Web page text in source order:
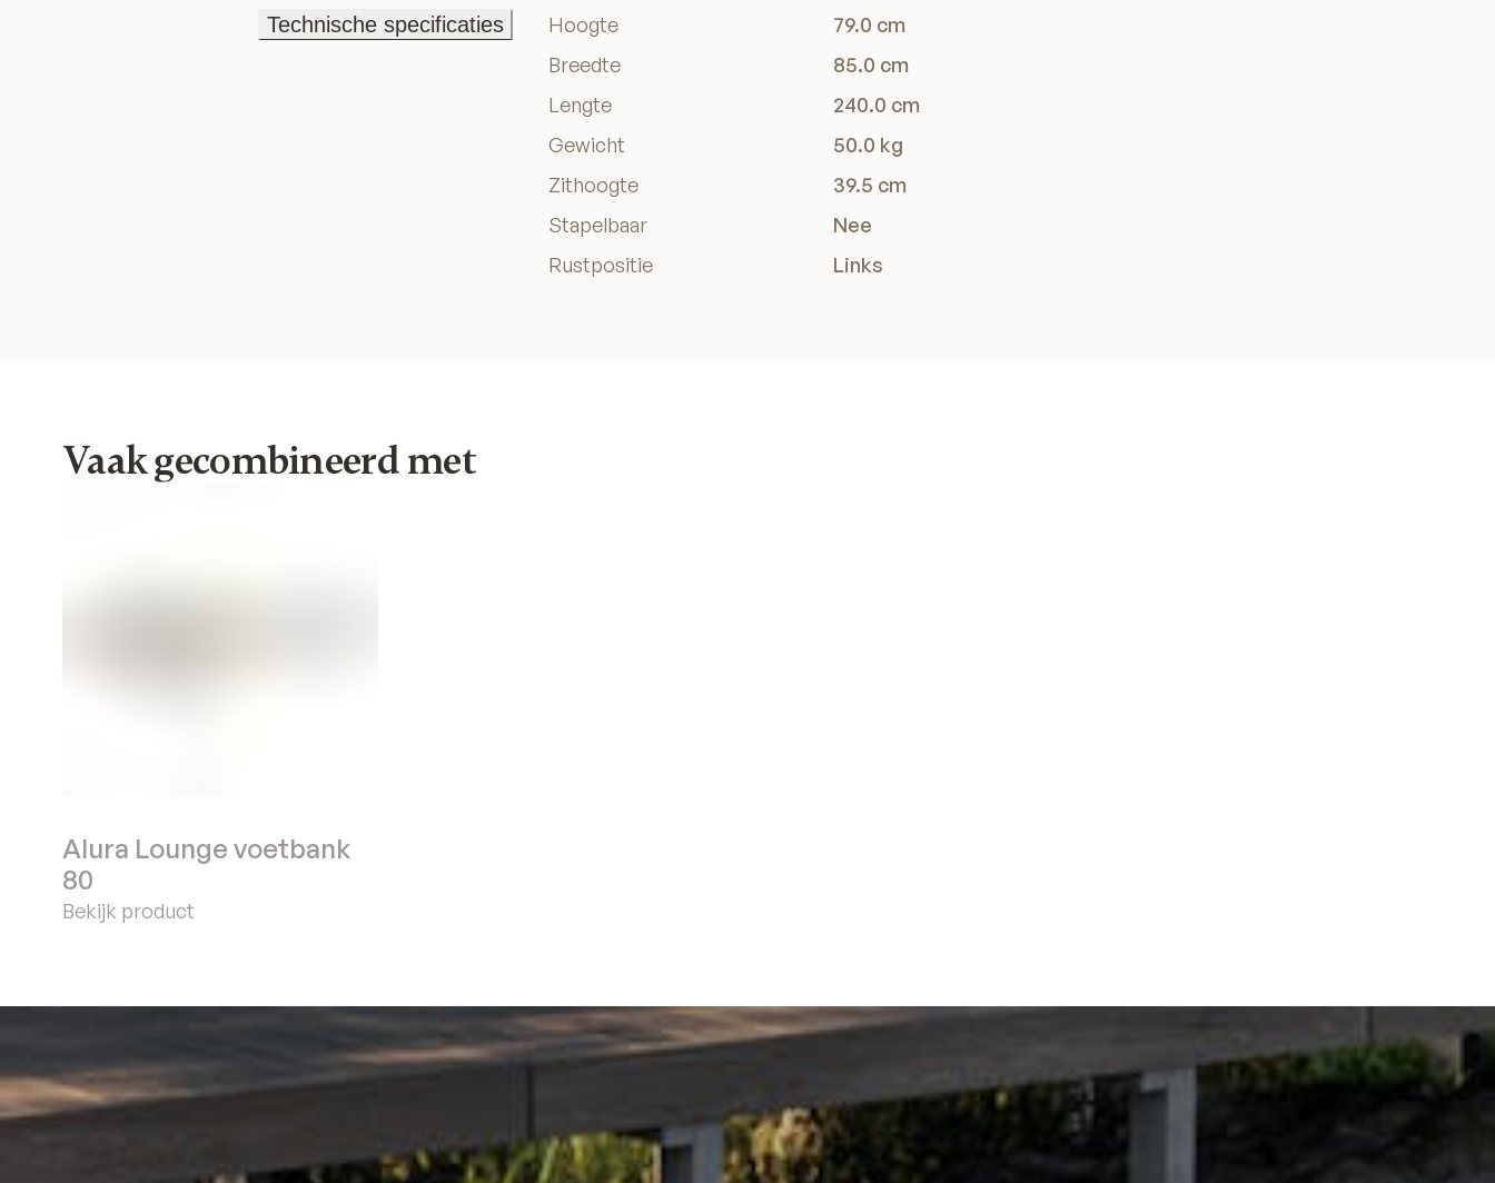
Technische specificaties
Hoogte
79.0 cm
Breedte
85.0 cm
Lengte
240.0 cm
Gewicht
50.0 kg
Zithoogte
39.5 cm
Stapelbaar
Nee
Rustpositie
Links
Vaak gecombineerd met
Alura Lounge voetbank
80
Bekijk product